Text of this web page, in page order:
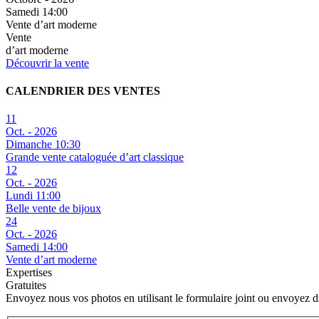
Samedi 14:00
Vente d’art moderne
Vente
d’art moderne
Découvrir la vente
CALENDRIER DES VENTES
11
Oct. - 2026
Dimanche 10:30
Grande vente cataloguée d’art classique
12
Oct. - 2026
Lundi 11:00
Belle vente de bijoux
24
Oct. - 2026
Samedi 14:00
Vente d’art moderne
Expertises
Gratuites
Envoyez nous vos photos en utilisant le formulaire joint ou envoyez